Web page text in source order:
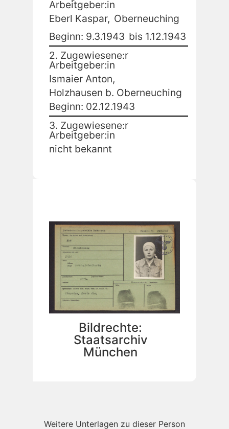
Arbeitgeber:in
Eberl Kaspar, Oberneuching
Beginn: 9.3.1943 bis 1.12.1943
2. Zugewiesene:r
Arbeitgeber:in
Ismaier Anton,
Holzhausen b. Oberneuching
Beginn: 02.12.1943
3. Zugewiesene:r
Arbeitgeber:in
nicht bekannt
Bildrechte:
Staatsarchiv
München
Weitere Unterlagen zu dieser Person